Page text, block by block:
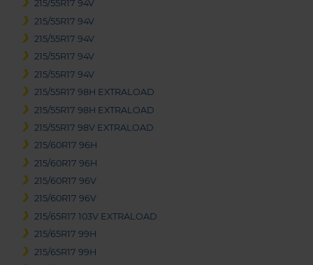
215/55R17 94V
215/55R17 94V
215/55R17 94V
215/55R17 94V
215/55R17 94V
215/55R17 98H EXTRALOAD
215/55R17 98H EXTRALOAD
215/55R17 98V EXTRALOAD
215/60R17 96H
215/60R17 96H
215/60R17 96V
215/60R17 96V
215/65R17 103V EXTRALOAD
215/65R17 99H
215/65R17 99H